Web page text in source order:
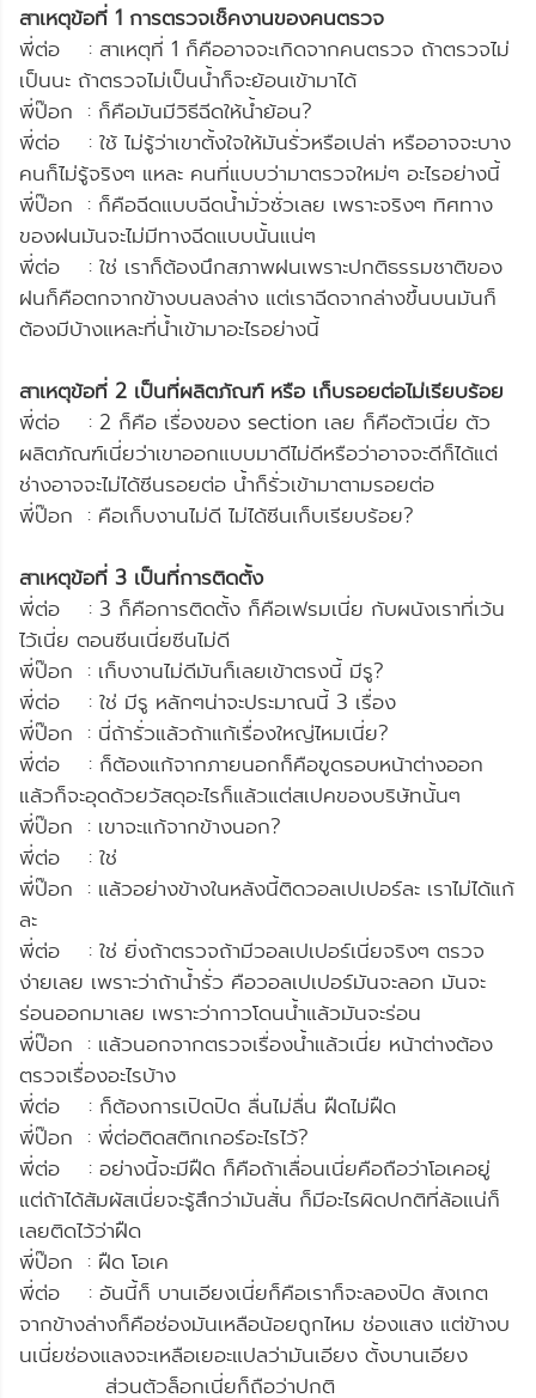
สาเหตุข้อที่ 1 การตรวจเช็คงานของคนตรวจ
พี่ต่อ : สาเหตุที่ 1 ก็คืออาจจะเกิดจากคนตรวจ ถ้าตรวจไม่
เป็นนะ ถ้าตรวจไม่เป็นน้ำก็จะย้อนเข้ามาได้
พี่ป๊อก : ก็คือมันมีวิธีฉีดให้น้ำย้อน?
พี่ต่อ : ใช้ ไม่รู้ว่าเขาตั้งใจให้มันรั่วหรือเปล่า หรืออาจจะบาง
คนก็ไม่รู้จริงๆ แหละ คนที่แบบว่ามาตรวจใหม่ๆ อะไรอย่างนี้
พี่ป๊อก : ก็คือฉีดแบบฉีดน้ำมั่วซั่วเลย เพราะจริงๆ ทิศทาง
ของฝนมันจะไม่มีทางฉีดแบบนั้นแน่ๆ
พี่ต่อ : ใช่ เราก็ต้องนึกสภาพฝนเพราะปกติธรรมชาติของ
ฝนก็คือตกจากข้างบนลงล่าง แต่เราฉีดจากล่างขึ้นบนมันก็
ต้องมีบ้างแหละที่น้ำเข้ามาอะไรอย่างนี้
สาเหตุข้อที่ 2 เป็นที่ผลิตภัณฑ์ หรือ เก็บรอยต่อไม่เรียบร้อย
พี่ต่อ : 2 ก็คือ เรื่องของ section เลย ก็คือตัวเนี่ย ตัว
ผลิตภัณฑ์เนี่ยว่าเขาออกแบบมาดีไม่ดีหรือว่าอาจจะดีก็ได้แต่
ช่างอาจจะไม่ได้ซีนรอยต่อ น้ำก็รั่วเข้ามาตามรอยต่อ
พี่ป๊อก : คือเก็บงานไม่ดี ไม่ได้ซีนเก็บเรียบร้อย?
สาเหตุข้อที่ 3 เป็นที่การติดตั้ง
พี่ต่อ : 3 ก็คือการติดตั้ง ก็คือเฟรมเนี่ย กับผนังเราที่เว้น
ไว้เนี่ย ตอนซีนเนี่ยซีนไม่ดี
พี่ป๊อก : เก็บงานไม่ดีมันก็เลยเข้าตรงนี้ มีรู?
พี่ต่อ : ใช่ มีรู หลักๆน่าจะประมาณนี้ 3 เรื่อง
พี่ป๊อก : นี่ถ้ารั่วแล้วถ้าแก้เรื่องใหญ่ไหมเนี่ย?
พี่ต่อ : ก็ต้องแก้จากภายนอกก็คือขูดรอบหน้าต่างออก
แล้วก็จะอุดด้วยวัสดุอะไรก็แล้วแต่สเปคของบริษัทนั้นๆ
พี่ป๊อก : เขาจะแก้จากข้างนอก?
พี่ต่อ : ใช่
พี่ป๊อก : แล้วอย่างข้างในหลังนี้ติดวอลเปเปอร์ละ เราไม่ได้แก้
ละ
พี่ต่อ : ใช่ ยิ่งถ้าตรวจถ้ามีวอลเปเปอร์เนี่ยจริงๆ ตรวจ
ง่ายเลย เพราะว่าถ้าน้ำรั่ว คือวอลเปเปอร์มันจะลอก มันจะ
ร่อนออกมาเลย เพราะว่ากาวโดนน้ำแล้วมันจะร่อน
พี่ป๊อก : แล้วนอกจากตรวจเรื่องน้ำแล้วเนี่ย หน้าต่างต้อง
ตรวจเรื่องอะไรบ้าง
พี่ต่อ : ก็ต้องการเปิดปิด ลื่นไม่ลื่น ฝืดไม่ฝืด
พี่ป๊อก : พี่ต่อติดสติกเกอร์อะไรไว้?
พี่ต่อ : อย่างนี้จะมีฝืด ก็คือถ้าเลื่อนเนี่ยคือถือว่าโอเคอยู่
แต่ถ้าได้สัมผัสเนี่ยจะรู้สึกว่ามันสั่น ก็มีอะไรผิดปกติที่ล้อแน่ก็
เลยติดไว้ว่าฝืด
พี่ป๊อก : ฝืด โอเค
พี่ต่อ : อันนี้ก็ บานเอียงเนี่ยก็คือเราก็จะลองปิด สังเกต
จากข้างล่างก็คือช่องมันเหลือน้อยถูกไหม ช่องแสง แต่ข้างบ
นเนี่ยช่องแลงจะเหลือเยอะแปลว่ามันเอียง ตั้งบานเอียง
ส่วนตัวล็อกเนี่ยก็ถือว่าปกติ